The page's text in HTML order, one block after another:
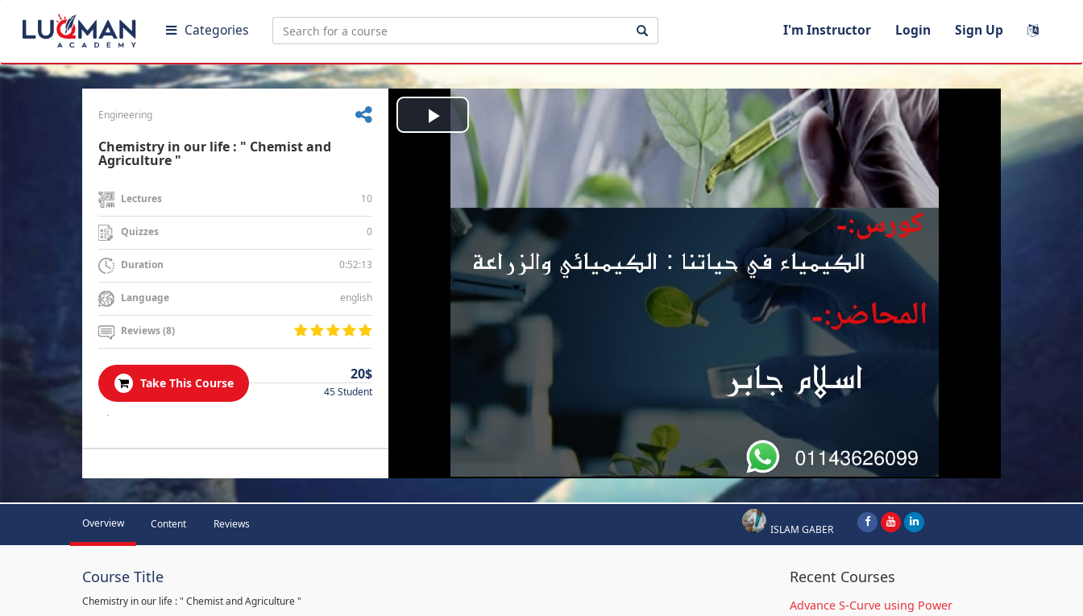
Categories I'm Instructor Login Sign Up
Engineering
Chemistry in our life : " Chemist and
Agriculture "
Lectures 10
Quizzes 0
Duration 0:52:13
Language english
Reviews (8)
Take This Course
20$
45 Student
.
Play
Video
Overview Content Reviews ISLAM GABER
Course Title
Chemistry in our life : " Chemist and Agriculture "
Recent Courses
Advance S-Curve using Power